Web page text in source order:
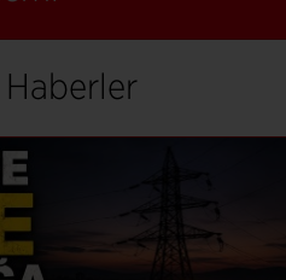
Haberler